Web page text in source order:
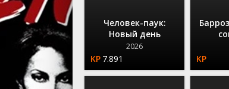
Человек-паук:
Новый день
2026
7.891